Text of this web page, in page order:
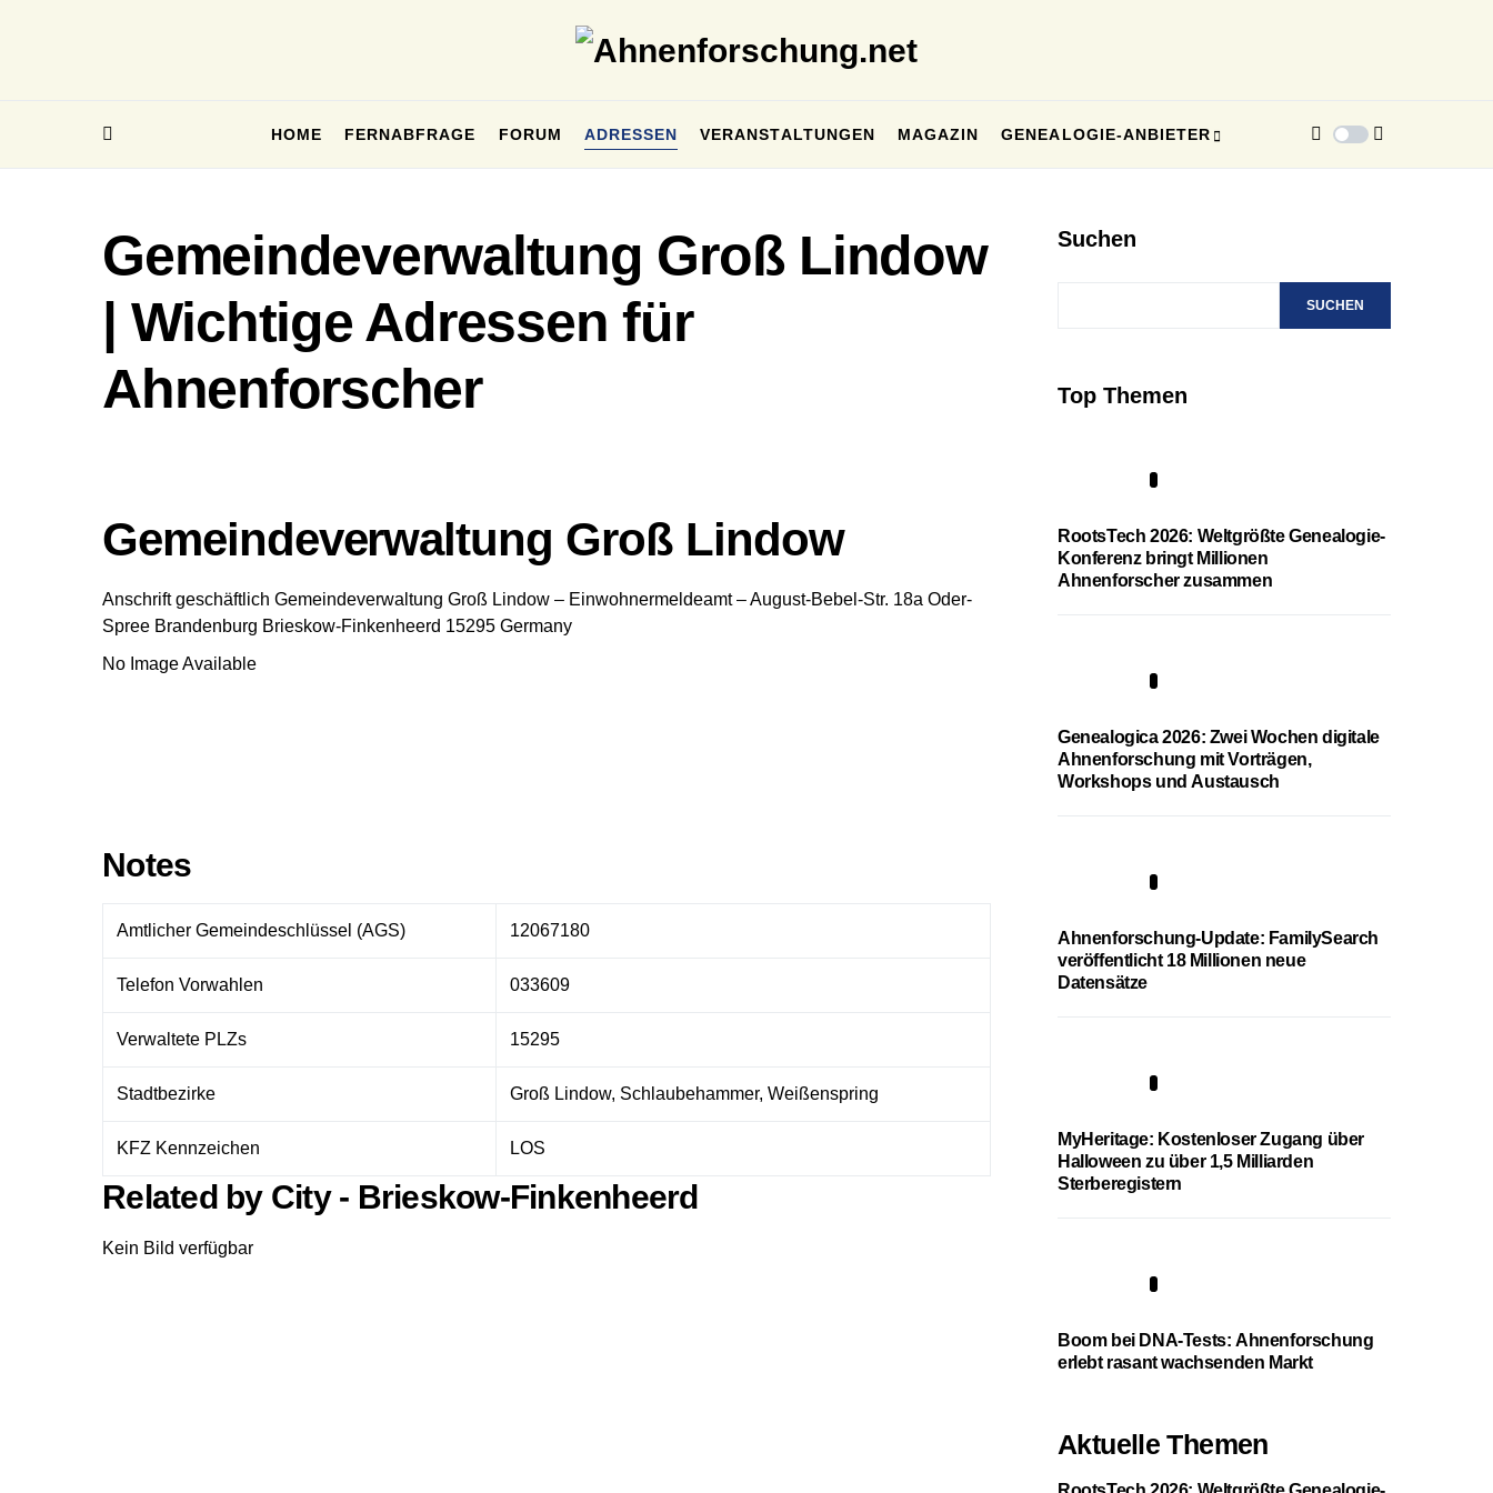
HOME FERNABFRAGE FORUM ADRESSEN VERANSTALTUNGEN MAGAZIN GENEALOGIE-ANBIETER
Gemeindeverwaltung Groß Lindow
| Wichtige Adressen für
Ahnenforscher
Gemeindeverwaltung Groß Lindow
Anschrift geschäftlich Gemeindeverwaltung Groß Lindow – Einwohnermeldeamt –August-Bebel-Str. 18a Oder-
Spree Brandenburg Brieskow-Finkenheerd 15295 Germany
No Image Available
Notes
Amtlicher Gemeindeschlüssel (AGS) 12067180
Telefon Vorwahlen 033609
Verwaltete PLZs 15295
Stadtbezirke Groß Lindow, Schlaubehammer, Weißenspring
KFZ Kennzeichen LOS
Related by City - Brieskow-Finkenheerd
Kein Bild verfügbar
Suchen
SUCHEN
Top Themen
RootsTech 2026: Weltgrößte Genealogie-
Konferenz bringt Millionen
Ahnenforscher zusammen
Genealogica 2026: Zwei Wochen digitale
Ahnenforschung mit Vorträgen,
Workshops und Austausch
Ahnenforschung-Update: FamilySearch
veröffentlicht 18 Millionen neue
Datensätze
MyHeritage: Kostenloser Zugang über
Halloween zu über 1,5 Milliarden
Sterberegistern
Boom bei DNA-Tests: Ahnenforschung
erlebt rasant wachsenden Markt
Aktuelle Themen